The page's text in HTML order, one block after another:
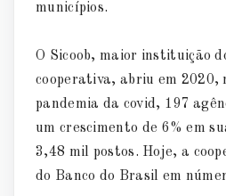
municípios.
O Sicoob, maior instituição
cooperativa, abriu em 2020,
pandemia da covid, 197
um crescimento de 6% em
3,48 mil postos. Hoje, a
do Banco do Brasil em